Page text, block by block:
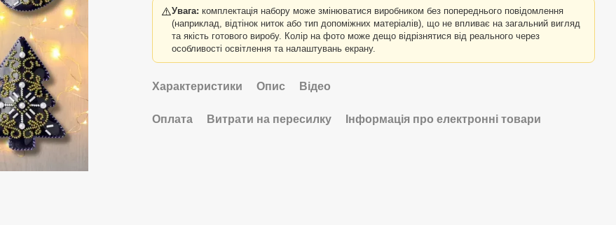
⚠️Увага: комплектація набору може змінюватися виробником без попереднього повідомлення
(наприклад, відтінок ниток або тип допоміжних матеріалів), що не впливає на загальний вигляд
та якість готового виробу. Колір на фото може дещо відрізнятися від реального через
особливості освітлення та налаштувань екрану.
Характеристики Опис Відео
Оплата Витрати на пересилку Інформація про електронні товари